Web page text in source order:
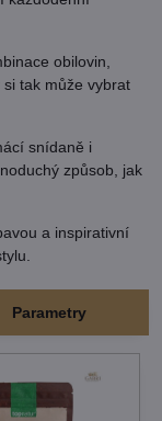
obilovin,
tak může vybrat
snídaně i
způsob, jak
a inspirativní
Parametry